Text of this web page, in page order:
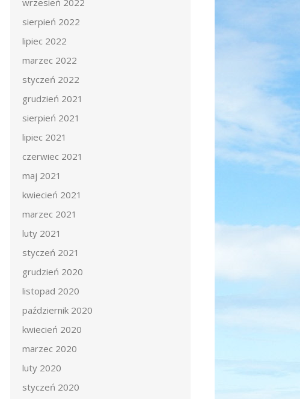
sierpień 2022
lipiec 2022
marzec 2022
styczeń 2022
grudzień 2021
sierpień 2021
lipiec 2021
czerwiec 2021
maj 2021
kwiecień 2021
marzec 2021
luty 2021
styczeń 2021
grudzień 2020
listopad 2020
październik 2020
kwiecień 2020
marzec 2020
luty 2020
styczeń 2020